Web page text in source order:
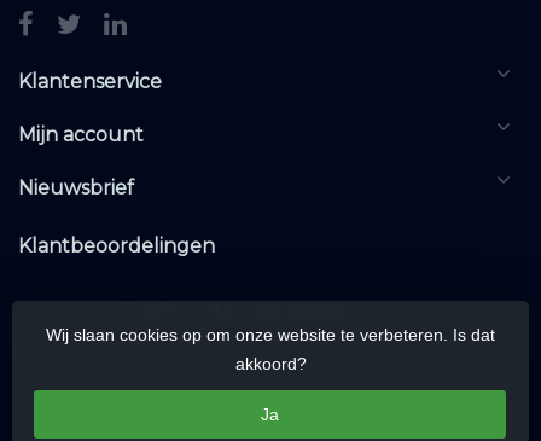
Klantenservice
Mijn account
Nieuwsbrief
Klantbeoordelingen
Wij slaan cookies op om onze website te verbeteren. Is dat
akkoord?
Ja